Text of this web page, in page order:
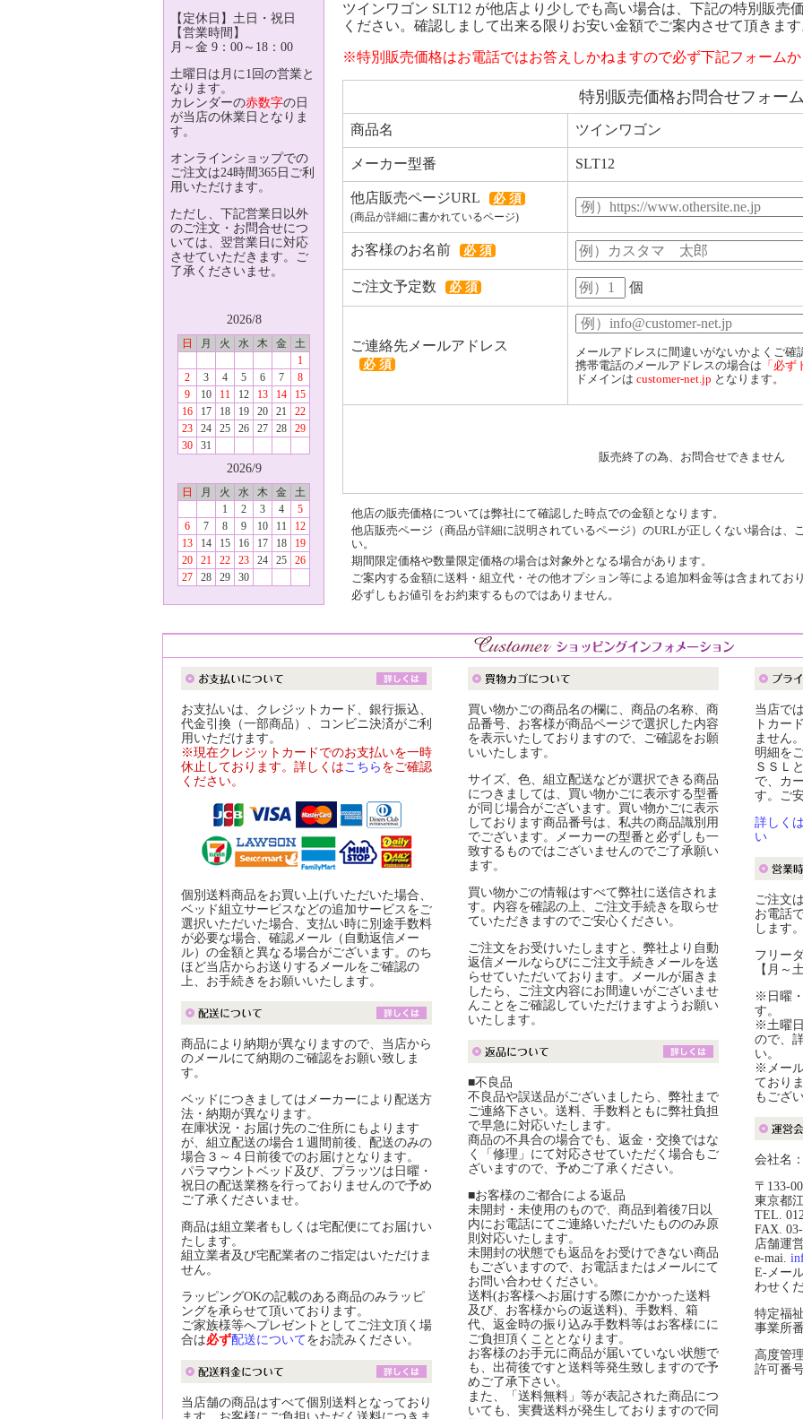
【定休日】土日・祝日
【営業時間】
月～金 9：00～18：00
土曜日は月に1回の営業と
なります。
カレンダーの赤数字の日
が当店の休業日となりま
す。
オンラインショップでの
ご注文は24時間365日ご利
用いただけます。
ただし、下記営業日以外
のご注文・お問合せにつ
いては、翌営業日に対応
させていただきます。ご
了承くださいませ。
2026/8
日 月 火 水 木 金
土
1
2
3 4 5 6 7
8
9
10 11 12 13 14
15
16
17 18 19 20 21
22
23
24 25 26 27 28
29
30
31
2026/9
日 月 火 水 木 金
土
1
2 3 4
5
6
7 8 9 10 11
12
13
14 15 16 17 18
19
20
21 22 23 24 25
26
27
28 29 30
ツインワゴン SLT12 が他店より少しでも高い場合は、下記の特別販売
ください。確認しまして出来る限りお安い金額でご案内させて頂きま
※特別販売価格はお電話ではお答えしかねますので必ず下記フォーム
特別販売価格お問合せフォー
商品名 ツインワゴン
メーカー型番 SLT12
他店販売ページURL 必 須
(商品が詳細に書かれているページ)
お客様のお名前 必 須
ご注文予定数 必 須 個
ご連絡先メールアドレス
必 須
メールアドレスに間違いがないかよくご確
携帯電話のメールアドレスの場合は 「必
ドメインは customer-net.jp となります。
販売終了の為、お問合せできません
他店の販売価格については弊社にて確認した時点での金額となります。
他店販売ページ（商品が詳細に説明されているページ）のURLが正しくない場合は、
い。
期間限定価格や数量限定価格の場合は対象外となる場合があります。
ご案内する金額に送料・組立代・その他オプション等による追加料金等は含まれてお
必ずしもお値引をお約束するものではありません。
お支払いは、クレジットカード、銀行振込、
代金引換（一部商品）、コンビニ決済がご利
用いただけます。
※現在クレジットカードでのお支払いを一時
休止しております。詳しくは こちら をご確認
ください。
個別送料商品をお買い上げいただいた場合、
ベッド組立サービスなどの追加サービスをご
選択いただいた場合、支払い時に別途手数料
が必要な場合、確認メール（自動返信メー
ル）の金額と異なる場合がございます。のち
ほど当店からお送りするメールをご確認の
上、お手続きをお願いいたします。
商品により納期が異なりますので、当店から
のメールにて納期のご確認をお願い致しま
す。
ベッドにつきましてはメーカーにより配送方
法・納期が異なります。
在庫状況・お届け先のご住所にもよります
が、組立配送の場合１週間前後、配送のみの
場合３～４日前後でのお届けとなります。
パラマウントベッド及び、プラッツは日曜・
祝日の配送業務を行っておりませんので予め
ご了承くださいませ。
商品は組立業者もしくは宅配便にてお届けい
たします。
組立業者及び宅配業者のご指定はいただけま
せん。
ラッピングOKの記載のある商品のみラッピ
ングを承らせて頂いております。
ご家族様等へプレゼントとしてご注文頂く場
合は必ず配送についてをお読みください。
当店舗の商品はすべて個別送料となっており
買い物かごの商品名の欄に、商品の名称、商
品番号、お客様が商品ページで選択した内容
を表示いたしておりますので、ご確認をお願
いいたします。
サイズ、色、組立配送などが選択できる商品
につきましては、買い物かごに表示する型番
が同じ場合がございます。買い物かごに表示
しております商品番号は、私共の商品識別用
でございます。メーカーの型番と必ずしも一
致するものではございませんのでご了承願い
ます。
買い物かごの情報はすべて弊社に送信されま
す。内容を確認の上、ご注文手続きを取らせ
ていただきますのでご安心ください。
ご注文をお受けいたしますと、弊社より自動
返信メールならびにご注文手続きメールを送
らせていただいております。メールが届きま
したら、ご注文内容にお間違いがございませ
んことをご確認していただけますようお願い
いたします。
■不良品
不良品や誤送品がございましたら、弊社まで
ご連絡下さい。送料、手数料ともに弊社負担
で早急に対応いたします。
商品の不具合の場合でも、返金・交換ではな
く「修理」にて対応させていただく場合もご
ざいますので、予めご了承ください。
■お客様のご都合による返品
未開封・未使用のもので、商品到着後7日以
内にお電話にてご連絡いただいたもののみ原
則対応いたします。
未開封の状態でも返品をお受けできない商品
もございますので、お電話またはメールにて
お問い合わせください。
送料(お客様へお届けする際にかかった送料
及び、お客様からの返送料)、手数料、箱
代、返金時の振り込み手数料等はお客様にに
ご負担頂くこととなります。
お客様のお手元に商品が届いていない状態で
も、出荷後ですと送料等発生致しますので予
めご了承下さい。
また、「送料無料」等が表記された商品につ
いても、実費送料が発生しておりますので同
当店で
トカー
ません
明細を
ＳＳＬ
で、カ
す。ご
詳しく
い
ご注文
お電話
します
フリー
【月～
※日曜
す。
※土曜
ので、
い。
※メー
ており
もござ
会社名
〒133-
東京都
TEL.
FAX.
店舗運
e-mai.
E-メー
わせく
特定福
事業所
高度管
許可番